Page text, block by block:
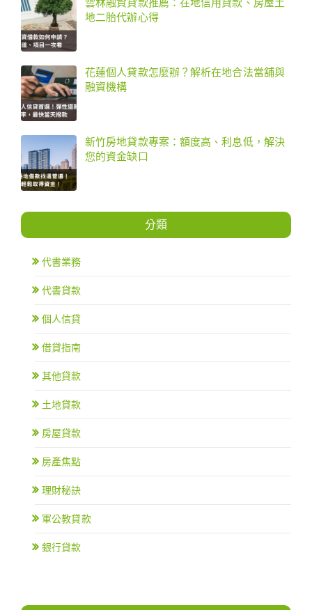
地二胎代辦心得
花蓮個人貸款怎麼辦？解析在地合法當舖與
融資機構
新竹房地貸款專案：額度高、利息低，解決
您的資金缺口
分類
代書業務
代書貸款
個人信貸
借貸指南
其他貸款
土地貸款
房屋貸款
房產焦點
理財秘訣
軍公教貸款
銀行貸款